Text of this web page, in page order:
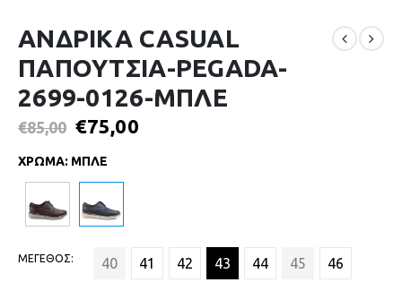
ΑΝΔΡΙΚΑ CASUAL
ΠΑΠΟΥΤΣΙΑ-PEGADA-
2699-0126-ΜΠΛΕ
€85,00 €75,00
ΧΡΩΜΑ: ΜΠΛΕ
ΜΕΓΕΘΟΣ 40 41 42 43 44 45 46